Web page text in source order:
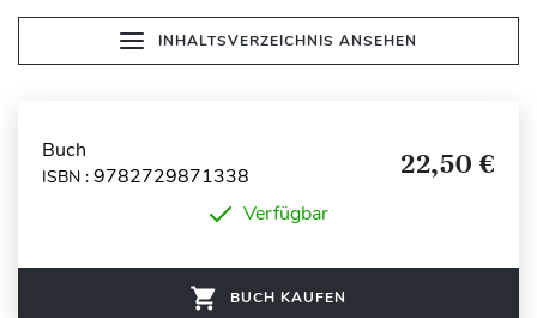
INHALTSVERZEICHNIS ANSEHEN
Buch
ISBN : 9782729871338 22,50 €
Verfügbar
BUCH KAUFEN